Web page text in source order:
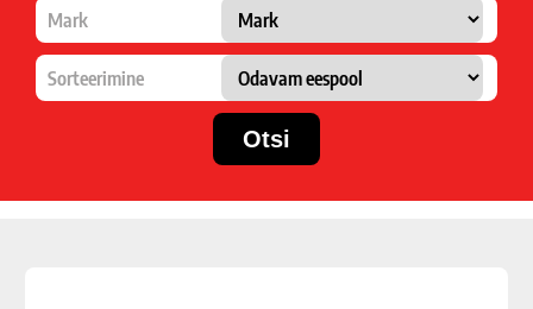
Mark
Sorteerimine